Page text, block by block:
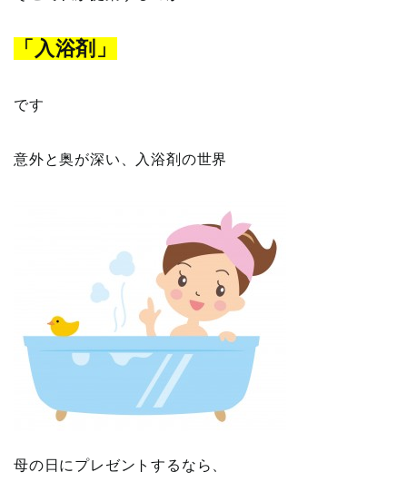
「入浴剤」
です
意外と奥が深い、入浴剤の世界
母の日にプレゼントするなら、